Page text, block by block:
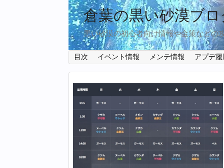
倉葉の黒い砂漠ブロ
黒い砂漠の初心者向け情報や金策などの
目次 イベント情報 メンテ情報 アプデ履